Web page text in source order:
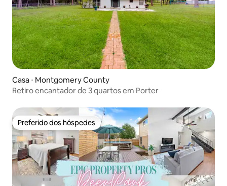
Casa ⋅ Montgomery County
Retiro encantador de 3 quartos em Porter
Preferido dos hóspedes
Preferido dos hóspedes